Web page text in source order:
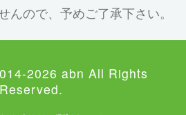
んので、予めご了承下さい。
2026 abn All Rights
Reserved.